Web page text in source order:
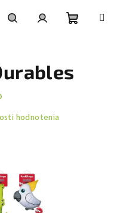
košík
hodnotenia